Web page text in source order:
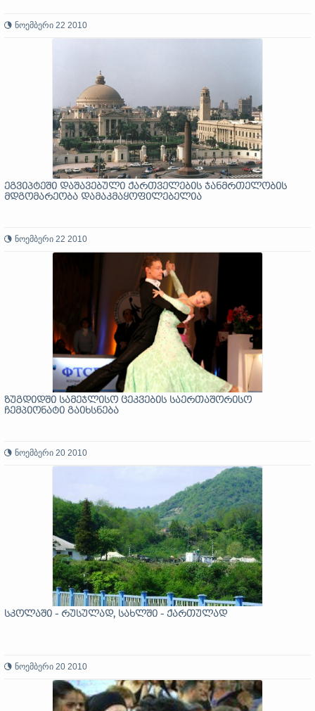
ნოემბერი 22 2010
ეგვიპტეში დაშავებული ქართველების ჯანმრთელობის
მდგომარეობა დამაკმაყოფილებელია
ნოემბერი 22 2010
ზუგდიდში სამეჯლისო ცეკვების საერთაშორისო
ჩემპიონატი გაიხსნება
ნოემბერი 20 2010
სკოლაში - რუსულად, სახლში - ქართულად
ნოემბერი 20 2010